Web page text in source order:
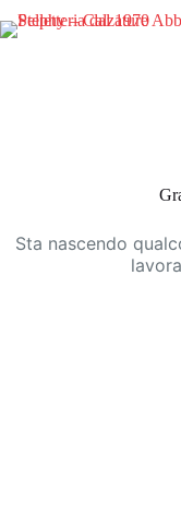
al
Sta nascendo